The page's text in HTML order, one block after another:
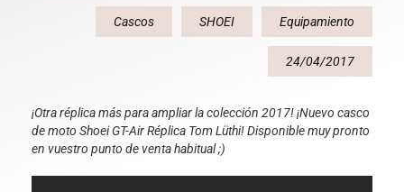
Cascos SHOEI Equipamiento
24/04/2017
¡Otra réplica más para ampliar la colección 2017! ¡Nuevo casco
de moto Shoei GT-Air Réplica Tom Lüthi! Disponible muy pronto
en vuestro punto de venta habitual ;)